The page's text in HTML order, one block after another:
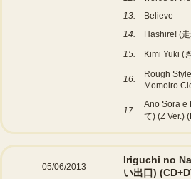
13.
Believe
14.
Hashire! (
15.
Kimi Yuki (
16.
Rough
Momoiro
17.
Ano Sora e
て) (Z Ver.)
05/06/2013
Iriguchi no
い出口)